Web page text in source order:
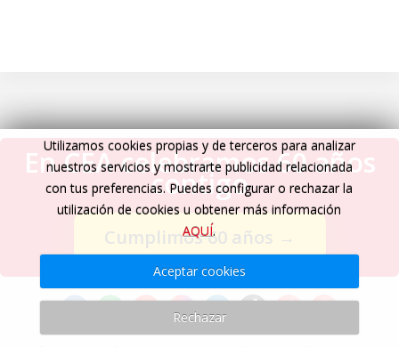
En CEA celebramos 60 años
contigo
Cumplimos 60 años →
Utilizamos cookies propias y de terceros para analizar
nuestros servicios y mostrarte publicidad relacionada
con tus preferencias. Puedes configurar o rechazar la
utilización de cookies u obtener más información
AQUÍ.
Aceptar cookies
Rechazar